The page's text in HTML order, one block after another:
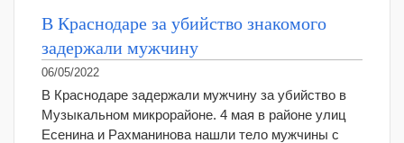
В Краснодаре за убийство знакомого
задержали мужчину
06/05/2022
В Краснодаре задержали мужчину за убийство в
Музыкальном микрорайоне. 4 мая в районе улиц
Есенина и Рахманинова нашли тело мужчины с